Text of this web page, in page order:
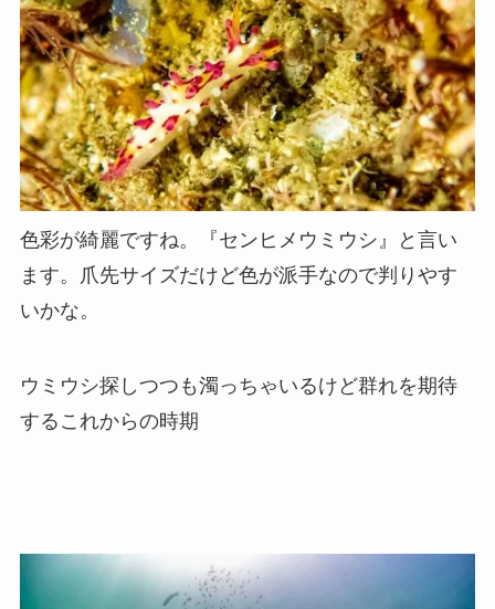
色彩が綺麗ですね。『センヒメウミウシ』と言い
ます。爪先サイズだけど色が派手なので判りやす
いかな。
ウミウシ探しつつも濁っちゃいるけど群れを期待
するこれからの時期